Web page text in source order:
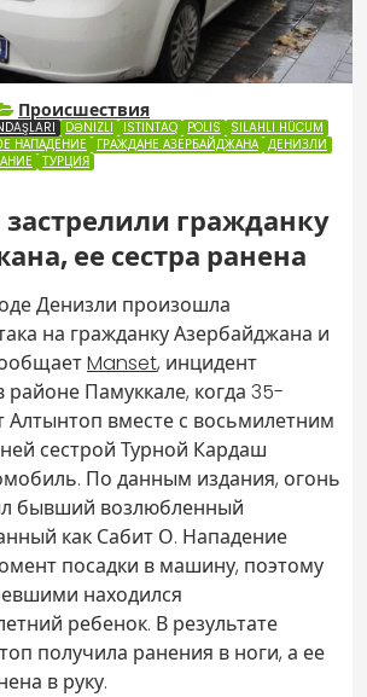
Происшествия
DƏNIZLI ISTINTAQ POLIS
SILAHLI HÜCUM
НАПАДЕНИЕ ГРАЖДАНЕ АЗЕРБАЙДЖАНА ДЕНИЗЛИ
ТУРЦИЯ
гражданку
ее сестра ранена
Денизли произошла
на гражданку Азербайджана и
Manset, инцидент
районе Памуккале, когда 35-
Алтынтоп вместе с восьмилетним
сестрой Турной Кардаш
По данным издания, огонь
бывший возлюбленный
как Сабит О. Нападение
посадки в машину, поэтому
находился
ребенок. В результате
получила ранения в ноги, а ее
в руку.